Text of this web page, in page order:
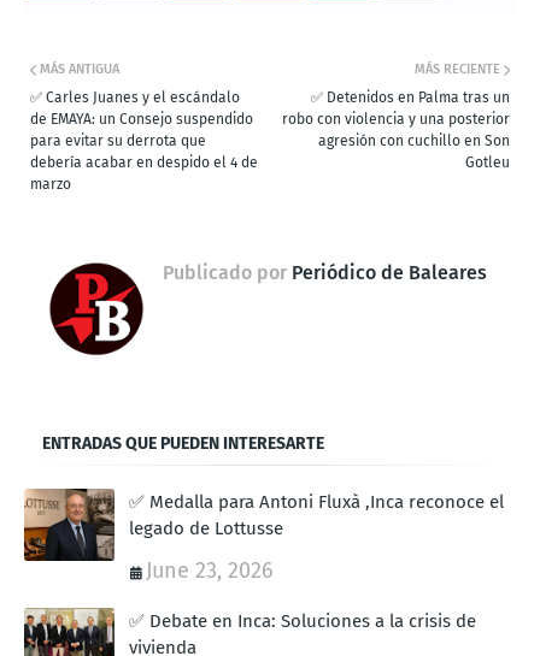
MÁS RECIENTE
✅ Detenidos en Palma tras un
robo con violencia y una posterior
agresión con cuchillo en Son
Gotleu
MÁS ANTIGUA
✅ Carles Juanes y el escándalo
de EMAYA: un Consejo suspendido
para evitar su derrota que
debería acabar en despido el 4 de
marzo
Publicado por Periódico de Baleares
ENTRADAS QUE PUEDEN INTERESARTE
✅ Medalla para Antoni Fluxà ,Inca reconoce el
legado de Lottusse
June 23, 2026
✅ Debate en Inca: Soluciones a la crisis de
vivienda